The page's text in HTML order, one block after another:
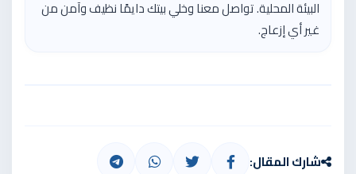
البيئة المحلية. تواصل معنا وخلي بيتك دايمًا نظيف وآمن من
غير أي إزعاج.
شارك المقال: